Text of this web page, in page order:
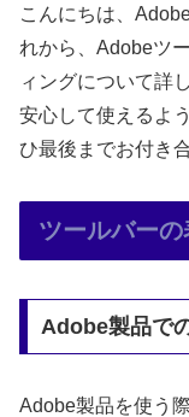
こんにちは、
れから、Adobeツ
ィングについて詳
安心して使えるよ
ひ最後までお付き
ツールバー
Adobe製品で
Adobe製品を使う